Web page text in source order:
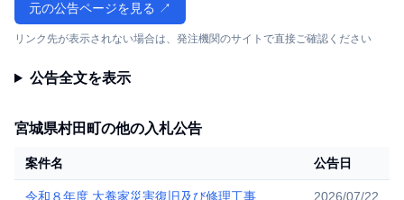
元の公告ページを見る ↗
リンク先が表示されない場合は、発注機関のサイトで直接ご確認ください
公告全文を表示
宮城県村田町の他の入札公告
案件名 公告日
令和８年度 大養家災害復旧及び修理工事 2026/07/22